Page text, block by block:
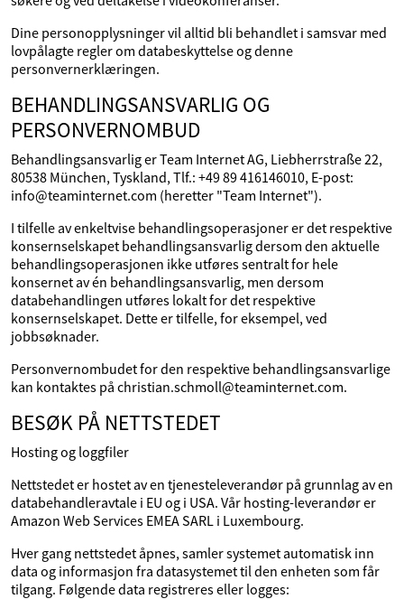
Dine personopplysninger vil alltid bli behandlet i samsvar med
lovpålagte regler om databeskyttelse og denne
personvernerklæringen.
BEHANDLINGSANSVARLIG OG
PERSONVERNOMBUD
Behandlingsansvarlig er Team Internet AG, Liebherrstraße 22,
80538 München, Tyskland, Tlf.: +49 89 416146010, E-post:
info@teaminternet.com (heretter "Team Internet").
I tilfelle av enkeltvise behandlingsoperasjoner er det respektive
konsernselskapet behandlingsansvarlig dersom den aktuelle
behandlingsoperasjonen ikke utføres sentralt for hele
konsernet av én behandlingsansvarlig, men dersom
databehandlingen utføres lokalt for det respektive
konsernselskapet. Dette er tilfelle, for eksempel, ved
jobbsøknader.
Personvernombudet for den respektive behandlingsansvarlige
kan kontaktes på christian.schmoll@teaminternet.com.
BESØK PÅ NETTSTEDET
Hosting og loggfiler
Nettstedet er hostet av en tjenesteleverandør på grunnlag av en
databehandleravtale i EU og i USA. Vår hosting-leverandør er
Amazon Web Services EMEA SARL i Luxembourg.
Hver gang nettstedet åpnes, samler systemet automatisk inn
data og informasjon fra datasystemet til den enheten som får
tilgang. Følgende data registreres eller logges: